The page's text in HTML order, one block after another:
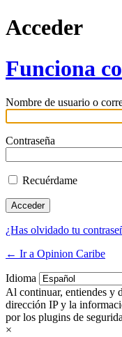
Acceder
Funciona
Nombre de usuario o
Contraseña
Recuérdame
¿Has olvidado tu
← Ir a Opinion Caribe
Idioma
Al continuar, entiendes y
dirección IP y la
por los plugins de
×